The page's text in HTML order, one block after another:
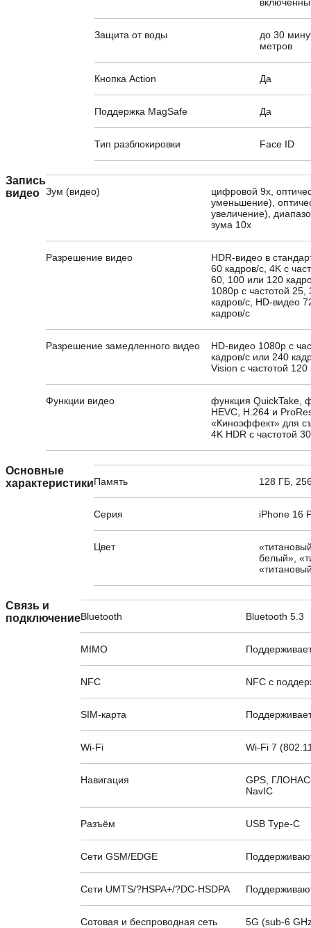
Защита от воды
до 30
метров
Кнопка Action Да
Поддержка MagSafe Да
Тип разблокировки Face ID
Запись
видео Зум (видео)
цифровой 9х,
уменьшение),
увеличение),
зума 10x
Разрешение видео
HDR-видео в
60 кадров/с, 4K с
60, 100 или 120
1080p с частотой
кадров/с, HD-видео
кадров/с
Разрешение замедленного видео
HD-видео 1080p с
кадров/с или 240
Vision с частотой 120
Функции видео
функция QuickTake,
HEVC, H.264 и
«Киноэффект» для
4K HDR с частотой
Основные
характеристикиПамять 128 ГБ,
Серия iPhone 16
Цвет
белый»,
Связь и
подключениеBluetooth Bluetooth 5.3
MIMO
NFC NFC с
SIM-карта
Wi-Fi Wi-Fi 7
Навигация
GPS,
NavIC
Разъём USB Type-C
Сети GSM/EDGE
Сети UMTS/?HSPA+/?DC-HSDPA
Сотовая и беспроводная сеть 5G (sub-6